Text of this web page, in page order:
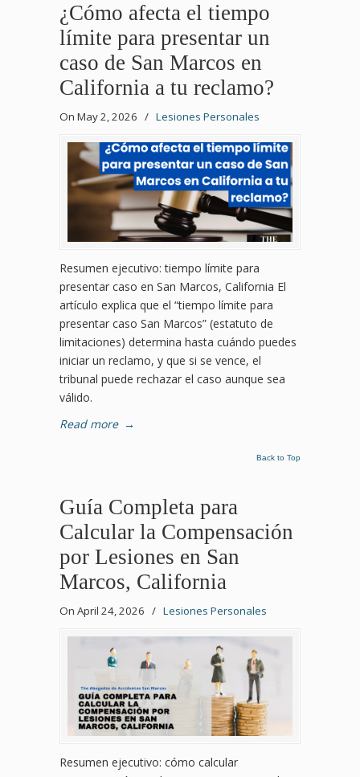
¿Cómo afecta el tiempo
límite para presentar un
caso de San Marcos en
California a tu reclamo?
On May 2, 2026 / Lesiones Personales
Resumen ejecutivo: tiempo límite para
presentar caso en San Marcos, California El
artículo explica que el “tiempo límite para
presentar caso San Marcos” (estatuto de
limitaciones) determina hasta cuándo puedes
iniciar un reclamo, y que si se vence, el
tribunal puede rechazar el caso aunque sea
válido.
Read more →
Back to Top
Guía Completa para
Calcular la Compensación
por Lesiones en San
Marcos, California
On April 24, 2026 / Lesiones Personales
Resumen ejecutivo: cómo calcular